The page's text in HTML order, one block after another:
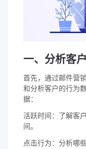
一、分析客
首先，通过邮件营
和分析客户的行为
据：
活跃时间：了解客
间。
点击行为：分析哪